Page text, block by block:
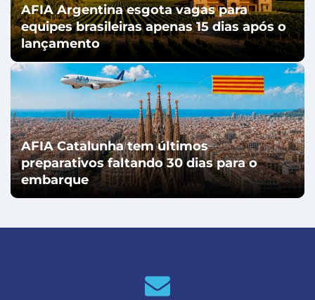
AFIA Argentina esgota vagas para
equipes brasileiras apenas 15 dias após o
lançamento
AFIA Catalunha tem últimos
preparativos faltando 30 dias para o
embarque